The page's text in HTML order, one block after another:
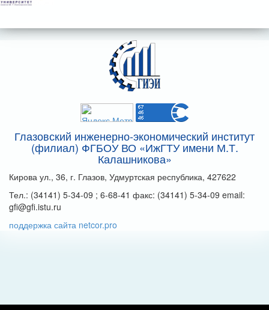
Глазовский инженерно-экономический институт
(филиал) ФГБОУ ВО «ИжГТУ имени М.Т.
Калашникова»
Кирова ул., 36, г. Глазов, Удмуртская республика, 427622
Тел.: (34141) 5-34-09 ; 6-68-41 факс: (34141) 5-34-09 email:
gfi@gfi.istu.ru
поддержка сайта netcor.pro